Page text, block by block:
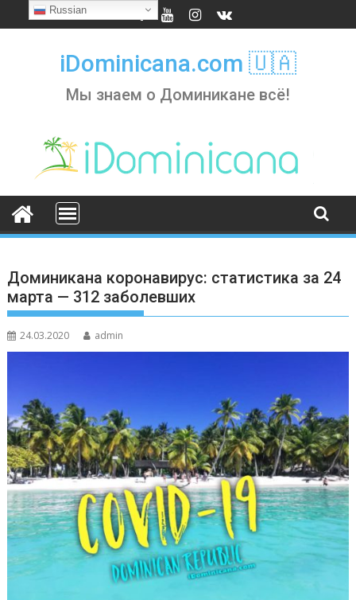
to
iDominicana.com 🇺🇦
Мы знаем о Доминикане всё!
Доминикана коронавирус: статистика за 24
марта — 312 заболевших
24.03.2020 admin
Russian